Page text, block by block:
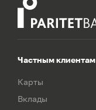
Частным клиентам
Карты
Вклады